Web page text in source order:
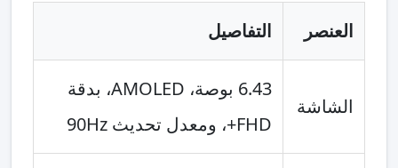
العنصر التفاصيل
الشاشة
6.43 بوصة، AMOLED، بدقة
FHD+، ومعدل تحديث 90Hz